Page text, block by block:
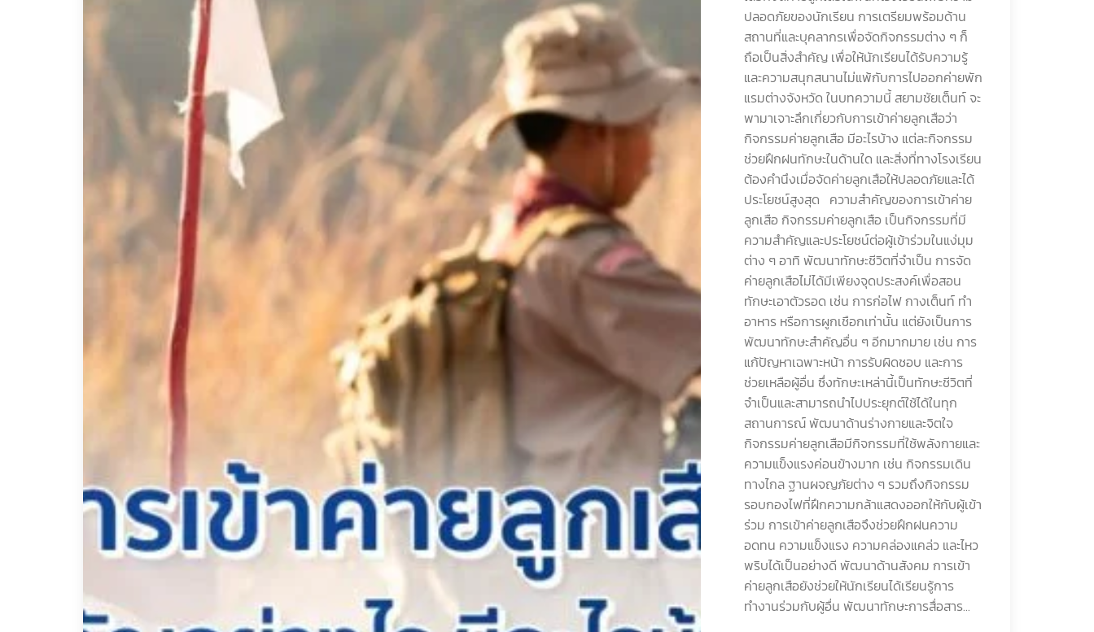
ปลอดภัยของนักเรียน การเตรียมพร้อมด้าน
สถานที่และบุคลากรเพื่อจัดกิจกรรมต่าง ๆ ก็
ถือเป็นสิ่งสำคัญ เพื่อให้นักเรียนได้รับความรู้
และความสนุกสนานไม่แพ้กับการไปออกค่ายพัก
แรมต่างจังหวัด ในบทความนี้ สยามชัยเต็นท์ จะ
พามาเจาะลึกเกี่ยวกับการเข้าค่ายลูกเสือว่า
กิจกรรมค่ายลูกเสือ มีอะไรบ้าง แต่ละกิจกรรม
ช่วยฝึกฝนทักษะในด้านใด และสิ่งที่ทางโรงเรียน
ต้องคำนึงเมื่อจัดค่ายลูกเสือให้ปลอดภัยและได้
ประโยชน์สูงสุด ความสำคัญของการเข้าค่าย
ลูกเสือ กิจกรรมค่ายลูกเสือ เป็นกิจกรรมที่มี
ความสำคัญและประโยชน์ต่อผู้เข้าร่วมในแง่มุม
ต่าง ๆ อาทิ พัฒนาทักษะชีวิตที่จำเป็น การจัด
ค่ายลูกเสือไม่ได้มีเพียงจุดประสงค์เพื่อสอน
ทักษะเอาตัวรอด เช่น การก่อไฟ กางเต็นท์ ทำ
อาหาร หรือการผูกเชือกเท่านั้น แต่ยังเป็นการ
พัฒนาทักษะสำคัญอื่น ๆ อีกมากมาย เช่น การ
แก้ปัญหาเฉพาะหน้า การรับผิดชอบ และการ
ช่วยเหลือผู้อื่น ซึ่งทักษะเหล่านี้เป็นทักษะชีวิตที่
จำเป็นและสามารถนำไปประยุกต์ใช้ได้ในทุก
สถานการณ์ พัฒนาด้านร่างกายและจิตใจ
กิจกรรมค่ายลูกเสือมีกิจกรรมที่ใช้พลังกายและ
ความแข็งแรงค่อนข้างมาก เช่น กิจกรรมเดิน
ทางไกล ฐานผจญภัยต่าง ๆ รวมถึงกิจกรรม
รอบกองไฟที่ฝึกความกล้าแสดงออกให้กับผู้เข้า
ร่วม การเข้าค่ายลูกเสือจึงช่วยฝึกฝนความ
อดทน ความแข็งแรง ความคล่องแคล่ว และไหว
พริบได้เป็นอย่างดี พัฒนาด้านสังคม การเข้า
ค่ายลูกเสือยังช่วยให้นักเรียนได้เรียนรู้การ
ทำงานร่วมกับผู้อื่น พัฒนาทักษะการสื่อสาร...